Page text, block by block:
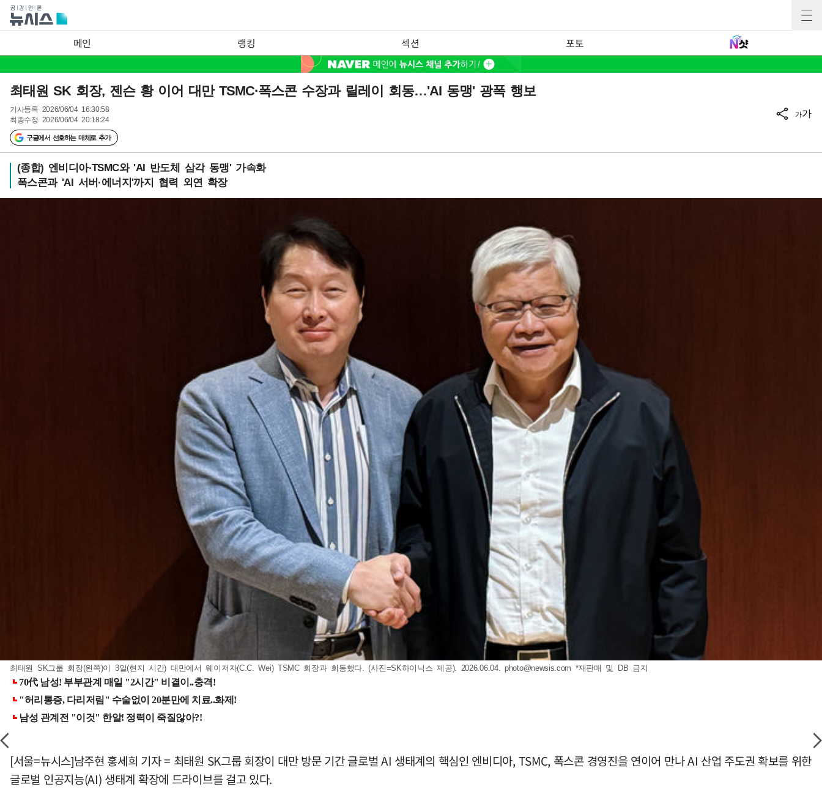
메인 랭킹 섹션 포토
최태원 SK 회장, 젠슨 황 이어 대만 TSMC·폭스콘 수장과 릴레이 회동…'AI 동맹' 광폭 행보
기사등록 2026/06/04 16:30:58
최종수정 2026/06/04 20:18:24
구글에서 선호하는 매체로 추가
가가
(종합) 엔비디아·TSMC와 'AI 반도체 삼각 동맹' 가속화
폭스콘과 'AI 서버·에너지'까지 협력 외연 확장
최태원 SK그룹 회장(왼쪽)이 3일(현지 시간) 대만에서 웨이저자(C.C. Wei) TSMC 회장과 회동했다. (사진=SK하이닉스 제공). 2026.06.04. photo@newsis.com *재판매 및 DB 금지
[서울=뉴시스]남주현 홍세희 기자 = 최태원 SK그룹 회장이 대만 방문 기간 글로벌 AI 생태계의 핵심인 엔비디아, TSMC, 폭스콘 경영진을 연이어 만나 AI 산업 주도권 확보를 위한
글로벌 인공지능(AI) 생태계 확장에 드라이브를 걸고 있다.